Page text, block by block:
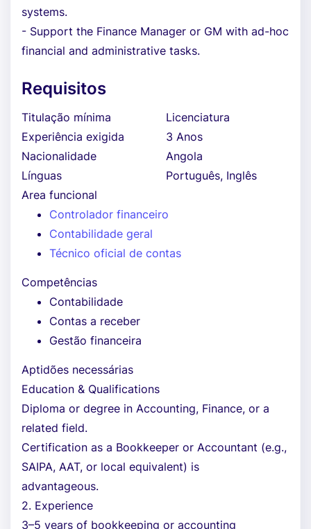
systems.
- Support the Finance Manager or GM with ad-hoc
financial and administrative tasks.
Requisitos
Titulação mínima
Licenciatura
Experiência exigida
3 Anos
Nacionalidade
Angola
Línguas
Português, Inglês
Area funcional
Controlador financeiro
Contabilidade geral
Técnico oficial de contas
Competências
Contabilidade
Contas a receber
Gestão financeira
Aptidões necessárias
Education & Qualifications
Diploma or degree in Accounting, Finance, or a
related field.
Certification as a Bookkeeper or Accountant (e.g.,
SAIPA, AAT, or local equivalent) is
advantageous.
2. Experience
3–5 years of bookkeeping or accounting